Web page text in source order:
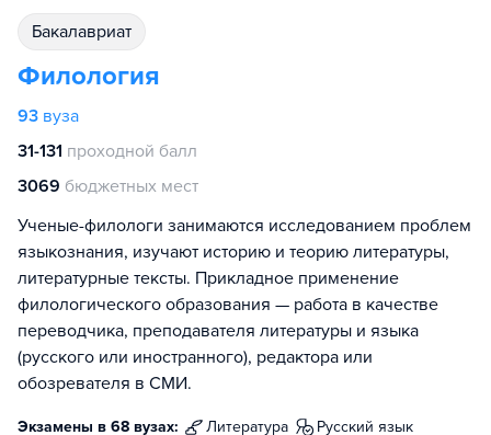
бакалавриат
Филология
93 вуза
31-131 проходной балл
3069 бюджетных мест
Ученые-филологи занимаются исследованием проблем
языкознания, изучают историю и теорию литературы,
литературные тексты. Прикладное применение
филологического образования — работа в качестве
переводчика, преподавателя литературы и языка
(русского или иностранного), редактора или
обозревателя в СМИ.
Экзамены в 68 вузах: литература
русский язык